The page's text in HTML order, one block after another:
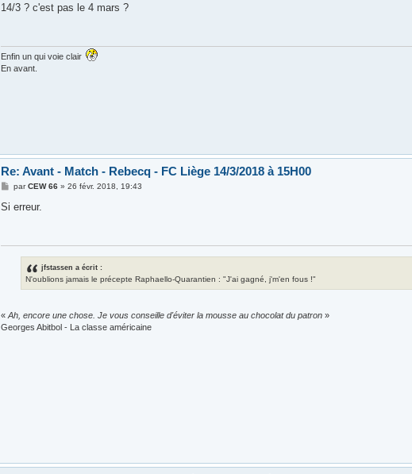
s
14/3 ? c'est pas le 4 mars ?
Enfin un qui voie clair
En avant.
Re: Avant - Match - Rebecq - FC Liège 14/3/2018 à 15H00
M
s
parCEW 66 »26 févr. 2018, 19:43
Si erreur.
jfstassen a écrit :
N'oublions jamais le précepte Raphaello-Quarantien : "J'ai gagné, j'm'en fous !"
«Ah, encore une chose. Je vous conseille d'éviter la mousse au chocolat du patron »
Georges Abitbol - La classe américaine